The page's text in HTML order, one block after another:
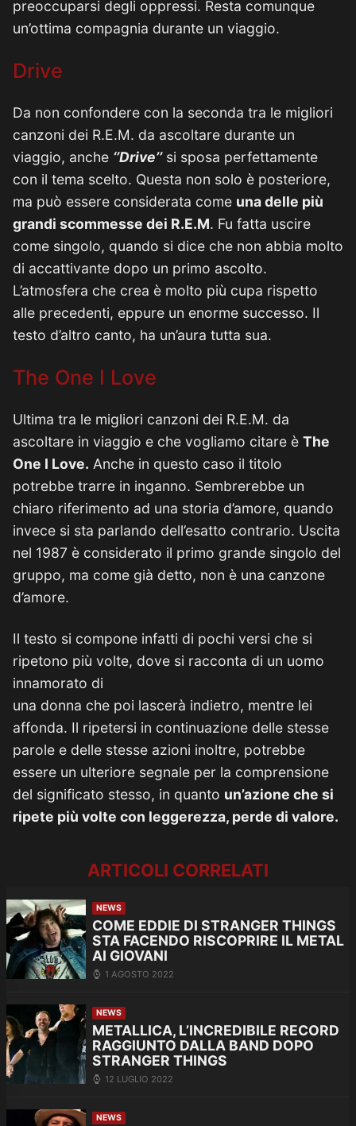
preoccuparsi degli oppressi. Resta comunque
un’ottima compagnia durante un viaggio.
Drive
Da non confondere con la seconda tra le migliori
canzoni dei R.E.M. da ascoltare durante un
viaggio, anche ‘’Drive’’si sposa perfettamente
con il tema scelto. Questa non solo è posteriore,
ma può essere considerata come una delle più
grandi scommesse dei R.E.M. Fu fatta uscire
come singolo, quando si dice che non abbia molto
di accattivante dopo un primo ascolto.
L’atmosfera che crea è molto più cupa rispetto
alle precedenti, eppure un enorme successo. Il
testo d’altro canto, ha un’aura tutta sua.
The One I Love
Ultima tra le migliori canzoni dei R.E.M. da
ascoltare in viaggio e che vogliamo citare è The
One I Love. Anche in questo caso il titolo
potrebbe trarre in inganno. Sembrerebbe un
chiaro riferimento ad una storia d’amore, quando
invece si sta parlando dell’esatto contrario. Uscita
nel 1987 è considerato il primo grande singolo del
gruppo, ma come già detto, non è una canzone
d’amore.
Il testo si compone infatti di pochi versi che si
ripetono più volte, dove si racconta di un uomo
innamorato di
una donna che poi lascerà indietro, mentre lei
affonda. Il ripetersi in continuazione delle stesse
parole e delle stesse azioni inoltre, potrebbe
essere un ulteriore segnale per la comprensione
del significato stesso, in quanto un’azione che si
ripete più volte con leggerezza, perde di valore.
ARTICOLI CORRELATI
NEWS
COME EDDIE DI STRANGER THINGS
STA FACENDO RISCOPRIRE IL METAL
AI GIOVANI
1 AGOSTO 2022
NEWS
METALLICA, L’INCREDIBILE RECORD
RAGGIUNTO DALLA BAND DOPO
STRANGER THINGS
12 LUGLIO 2022
NEWS